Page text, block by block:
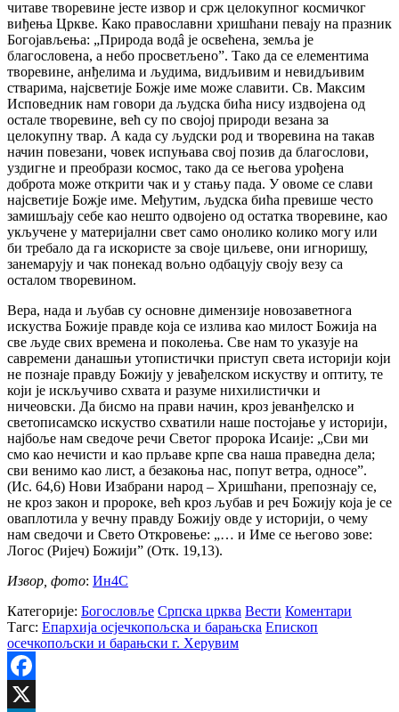
читаве творевине јесте извор и срж целокупног космичког
виђења Цркве. Како православни хришћани певају на празник
Богојављења: „Природа водâ је освећена, земља је
благословена, а небо просветљено”. Тако да се елементима
творевине, анђелима и људима, видљивим и невидљивим
стварима, најсветије Божје име може славити. Св. Максим
Исповедник нам говори да људска бића нису издвојена од
остале творевине, већ су по својој природи везана за
целокупну твар. А када су људски род и творевина на такав
начин повезани, човек испуњава свој позив да благослови,
уздигне и преобрази космос, тако да се његова урођена
доброта може открити чак и у стању пада. У овоме се слави
најсветије Божје име. Међутим, људска бића превише често
замишљају себе као нешто одвојено од остатка творевине, као
укључене у материјални свет само онолико колико могу или
би требало да га искористе за своје циљеве, они игноришу,
занемарују и чак понекад вољно одбацују своју везу са
осталом творевином.
Вера, нада и љубав су основне димензије новозаветнога
искуства Божије правде која се излива као милост Божија на
све људе свих времена и поколења. Све нам то указује на
савремени данашњи утопистички приступ света историји који
не познаје правду Божију у јевађелском искуству и оптиту, те
који је искључиво схвата и разуме нихилистички и
ничеовски. Да бисмо на прави начин, кроз јеванђелско и
светописамско искуство схватили наше постојање у историји,
најбоље нам сведоче речи Светог пророка Исаије: „Сви ми
смо као нечисти и као прљаве крпе сва наша праведна дела;
сви венимо као лист, а безакоња нас, попут ветра, односе”.
(Ис. 64,6) Нови Изабрани народ – Хришћани, препознају се,
не кроз закон и пророке, већ кроз љубав и реч Божију која је се
оваплотила у вечну правду Божију овде у историји, о чему
нам сведочи и Свето Откровење: „… и Име се његово зове:
Логос (Ријеч) Божији” (Отк. 19,13).
Извор, фото: Ин4С
Категорије: Богословље Српска црква Вести Коментари
Тагс: Епархија осјечкопољска и барањска Епископ
осечкопољски и барањски г. Херувим
Facebook